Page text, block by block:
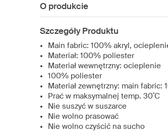
O produkcie
Szczegóły Produktu
Main fabric: 100% akryl,
Materiał: 100% poliester
Materiał wewnętrzny: ocieplenie
100% poliester
Materiał zewnętrzny: main fabric:
Prać w maksymalnej temp. 30˚C
Nie suszyć w suszarce
Nie wolno prasować
Nie wolno czyścić na sucho